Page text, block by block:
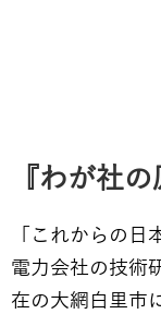
『わが社の
「これからの日
電力会社の技術
在の大網白里市